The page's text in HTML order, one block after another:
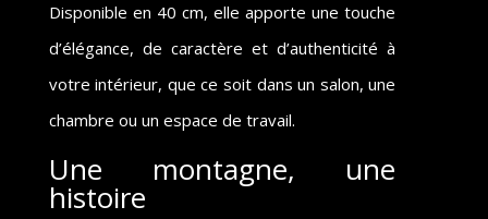
Disponible en 40 cm, elle apporte une touche
d’élégance, de caractère et d’authenticité à
votre intérieur, que ce soit dans un salon, une
chambre ou un espace de travail.
Une montagne, une
histoire